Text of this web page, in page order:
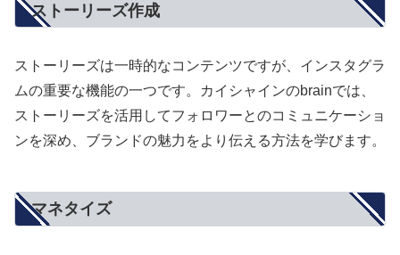
ストーリーズ作成
ストーリーズは一時的なコンテンツですが、インスタグラ
ムの重要な機能の一つです。カイシャインのbrainでは、
ストーリーズを活用してフォロワーとのコミュニケーショ
ンを深め、ブランドの魅力をより伝える方法を学びます。
マネタイズ